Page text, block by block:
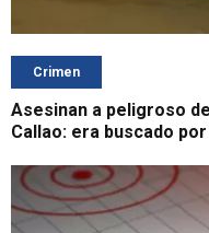
Crimen
Asesinan a peligroso
Callao: era buscado